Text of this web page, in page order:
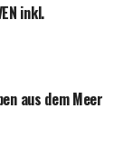
inkl.
aus dem Meer